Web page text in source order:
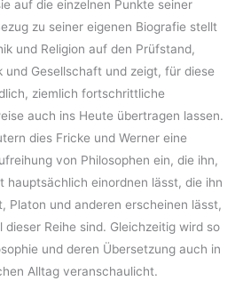
auf die einzelnen Punkte seiner
zu seiner eigenen Biografie stellt
und Religion auf den Prüfstand,
Gesellschaft und zeigt, für diese
ziemlich fortschrittliche
auch ins Heute übertragen lassen.
dies Fricke und Werner eine
von Philosophen ein, die ihn,
hauptsächlich einordnen lässt, die ihn
Platon und anderen erscheinen lässt,
Reihe sind. Gleichzeitig wird so
und deren Übersetzung auch in
Alltag veranschaulicht.